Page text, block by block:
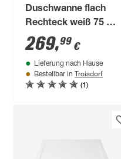
Duschwanne flach
Rechteck weiß 75 x
90 cm
269,99 €
Lieferung nach Hause
Bestellbar in Troisdorf
(1)